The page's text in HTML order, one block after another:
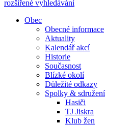
rozšířené vyhledávání
Obec
Obecné informace
Aktuality
Kalendář akcí
Historie
Současnost
Blízké okolí
Důležité odkazy
Spolky & sdružení
Hasiči
TJ Jiskra
Klub žen